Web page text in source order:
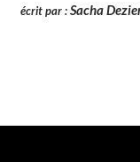
écrit par :Sacha